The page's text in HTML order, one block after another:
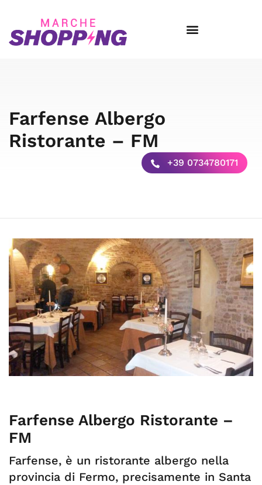
Farfense Albergo
Ristorante – FM
+39 0734780171
Farfense Albergo Ristorante –
FM
Farfense, è un ristorante albergo nella
provincia di Fermo, precisamente in Santa